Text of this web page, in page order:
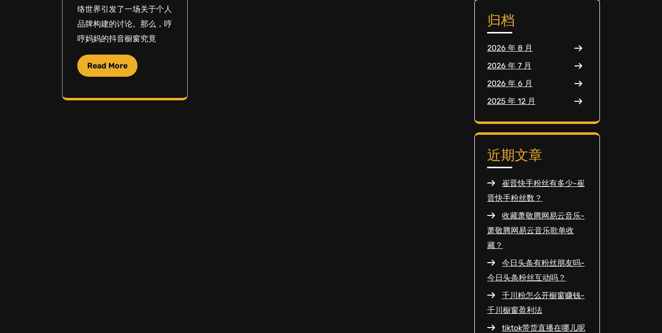
络世界引发了一场关于个人
品牌构建的讨论。那么，哼
哼妈妈的抖音橱窗究竟
Read More
归档
2026 年 8 月
2026 年 7 月
2026 年 6 月
2025 年 12 月
近期文章
崔晋快手粉丝有多少-崔
晋快手粉丝数？
收藏萧敬腾网易云音乐-
萧敬腾网易云音乐歌单收
藏？
今日头条有粉丝朋友吗-
今日头条粉丝互动吗？
千川粉怎么开橱窗赚钱-
千川橱窗盈利法
tiktok带货直播在哪儿呢